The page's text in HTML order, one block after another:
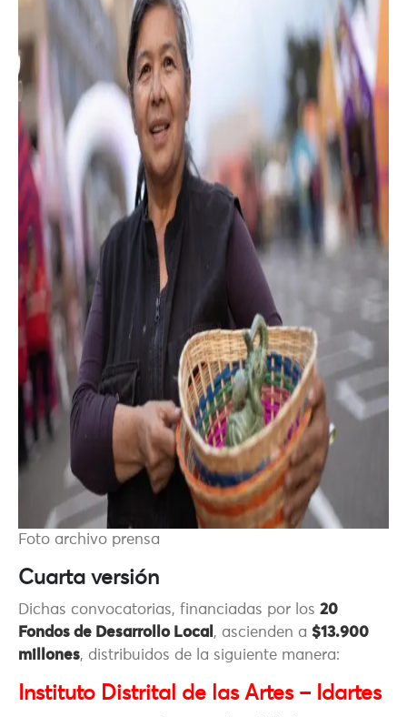
Foto archivo prensa
Cuarta versión
Dichas convocatorias, financiadas por los 20
Fondos de Desarrollo Local , ascienden a $13.900
millones, distribuidos de la siguiente manera:
Instituto Distrital de las Artes – Idartes